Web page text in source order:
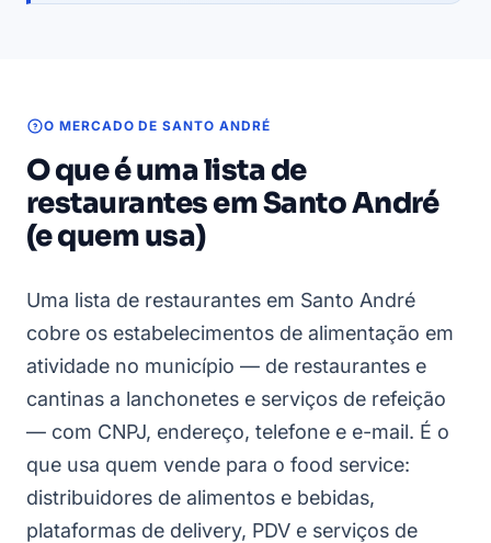
O MERCADO DE SANTO ANDRÉ
O que é uma lista de
restaurantes em Santo André
(e quem usa)
Uma lista de restaurantes em Santo André
cobre os estabelecimentos de alimentação em
atividade no município — de restaurantes e
cantinas a lanchonetes e serviços de refeição
— com CNPJ, endereço, telefone e e-mail. É o
que usa quem vende para o food service:
distribuidores de alimentos e bebidas,
plataformas de delivery, PDV e serviços de